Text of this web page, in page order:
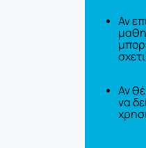
Αν
Αν
να